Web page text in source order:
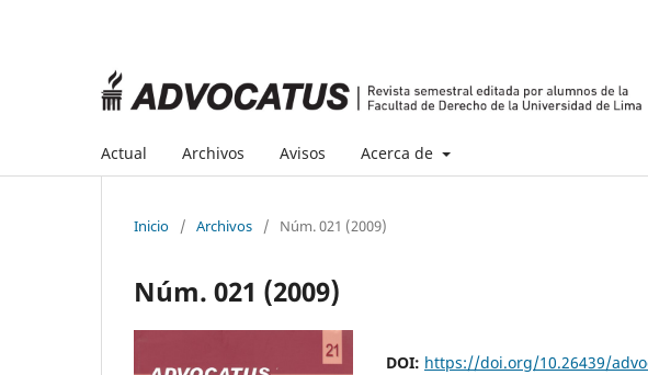
Actual Archivos Avisos Acerca de
Inicio / Archivos / Núm. 021 (2009)
Núm. 021 (2009)
DOI: https://doi.org/10.26439/